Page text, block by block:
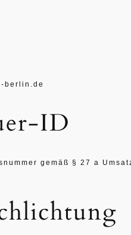
berlin.de
ID
gemäß § 27 a